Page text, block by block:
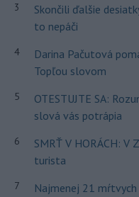
3
Skončili ďalšie
to nepáči
4
Darina Pačutová
Topľou slovom
5
OTESTUJTE SA:
slová vás potrápia
6
SMRŤ V HORÁCH:
turista
7
Najmenej 21